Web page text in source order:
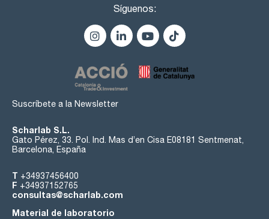
Síguenos:
Suscríbete a la Newsletter
Scharlab S.L.
Gato Pérez, 33. Pol. Ind. Mas d’en Cisa E08181 Sentmenat,
Barcelona, España
T +34937456400
F +34937152765
consultas@scharlab.com
Material de laboratorio